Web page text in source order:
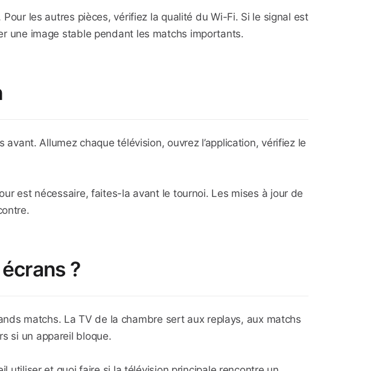
les autres pièces, vérifiez la qualité du Wi-Fi. Si le signal est
une image stable pendant les matchs importants.
Allumez chaque télévision, ouvrez l’application, vérifiez le
est nécessaire, faites-la avant le tournoi. Les mises à jour de
?
matchs. La TV de la chambre sert aux replays, aux matchs
si un appareil bloque.